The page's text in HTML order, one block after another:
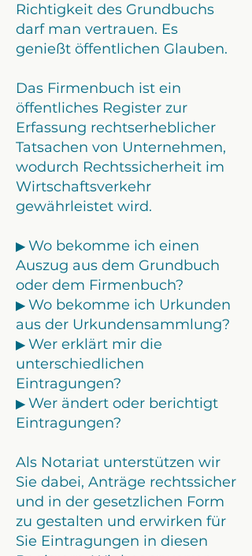
Richtigkeit des Grundbuchs
darf man vertrauen. Es
genießt öffentlichen Glauben.
Das Firmenbuch ist ein
öffentliches Register zur
Erfassung rechtserheblicher
Tatsachen von Unternehmen,
wodurch Rechtssicherheit im
Wirtschaftsverkehr
gewährleistet wird.
▶︎ Wo bekomme ich einen
Auszug aus dem Grundbuch
oder dem Firmenbuch?​
▶︎ Wo bekomme ich Urkunden
aus der Urkundensammlung?
▶︎ Wer erklärt mir die
unterschiedlichen
Eintragungen?
▶︎ Wer ändert oder berichtigt
Eintragungen?
Als Notariat unterstützen wir
Sie dabei, Anträge rechtssicher
und in der gesetzlichen Form
zu gestalten und erwirken für
Sie Eintragungen in diesen